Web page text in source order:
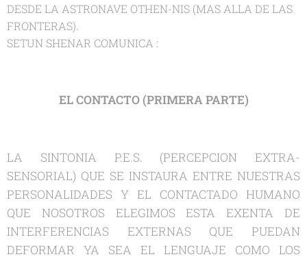
DESDE LA ASTRONAVE OTHEN-NIS (MAS ALLA DE LAS
FRONTERAS).
SETUN SHENAR COMUNICA :
EL CONTACTO (PRIMERA PARTE)
LA SINTONIA P.E.S. (PERCEPCION EXTRA-
SENSORIAL) QUE SE INSTAURA ENTRE NUESTRAS
PERSONALIDADES Y EL CONTACTADO HUMANO
QUE NOSOTROS ELEGIMOS ESTA EXENTA DE
INTERFERENCIAS EXTERNAS QUE PUEDAN
DEFORMAR YA SEA EL LENGUAJE COMO LOS